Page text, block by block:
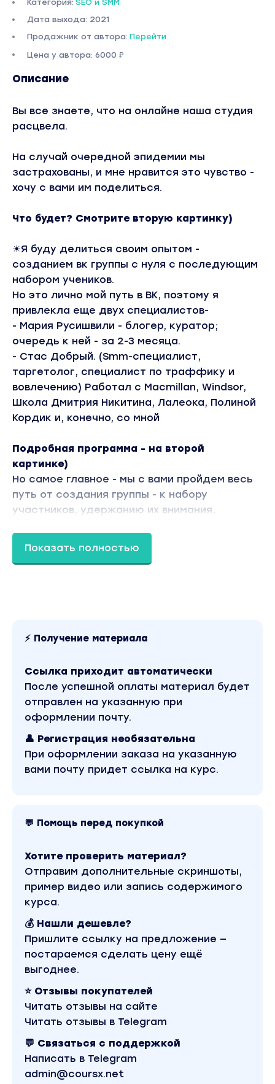
Категория: SEO и SMM
Дата выхода: 2021
Продажник от автора: Перейти
Цена у автора: 6000 ₽
Описание
Вы все знаете, что на онлайне наша студия
расцвела.
На случай очередной эпидемии мы
застрахованы, и мне нравится это чувство -
хочу с вами им поделиться.
Что будет? Смотрите вторую картинку)
☀Я буду делиться своим опытом -
созданием вк группы с нуля с последующим
набором учеников.
Но это лично мой путь в ВК, поэтому я
привлекла еще двух специалистов-
- Мария Русишвили - блогер, куратор;
очередь к ней - за 2-3 месяца.
- Стас Добрый. (Smm-специалист,
таргетолог, специалист по траффику и
вовлечению) Работал с Macmillan, Windsor,
Школа Дмитрия Никитина, Лалеока, Полиной
Кордик и, конечно, со мной
Подробная программа - на второй
картинке)
Но самое главное - мы с вами пройдем весь
путь от создания группы - к набору
участников, удержанию их внимания,
«SEO и SMM». Другие материалы автора
Показать полностью
⚡ Получение материала
Ссылка приходит автоматически
После успешной оплаты материал будет
отправлен на указанную при
оформлении почту.
👤 Регистрация необязательна
При оформлении заказа на указанную
вами почту придет ссылка на курс.
💬 Помощь перед покупкой
Хотите проверить материал?
Отправим дополнительные скриншоты,
пример видео или запись содержимого
курса.
💰 Нашли дешевле?
Пришлите ссылку на предложение —
постараемся сделать цену ещё
выгоднее.
⭐ Отзывы покупателей
Читать отзывы на сайте
Читать отзывы в Telegram
💬 Связаться с поддержкой
Написать в Telegram
admin@coursx.net